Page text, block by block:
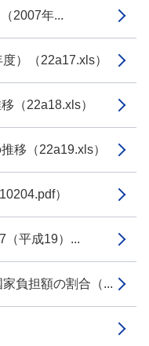
2007年...
）（22a17.xls）
（22a18.xls）
移（22a19.xls）
）
（平成19）...
負担額の割合（...